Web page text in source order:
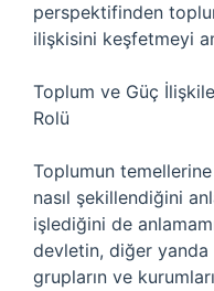
perspektifinden
ilişkisini keşfetmeyi
Toplum ve Güç
Rolü
Toplumun
nasıl şekillendiğini
işlediğini de
devletin, diğer
grupların ve